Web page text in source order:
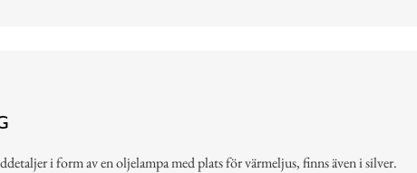
i form av en oljelampa med plats för värmeljus, finns även i silver.